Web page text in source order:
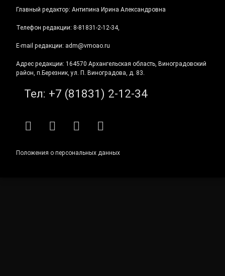
Главный редактор: Антипина Ирина Александровна
Телефон редакции: 8-81831-2-12-34,
E-mail редакции: adm@vmoao.ru
Адрес редакции: 164570 Архангельская область, Виноградовский
район, п.Березник, ул. П. Виноградова, д. 83.
Тел: +7 (81831) 2-12-34
RSS E-mailВКонтакте
Telegram
Положения о персональных данных